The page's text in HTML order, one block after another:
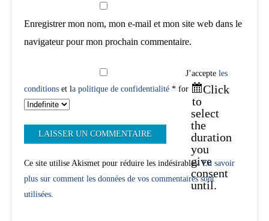
Enregistrer mon nom, mon e-mail et mon site web dans le
navigateur pour mon prochain commentaire.
J’accepte les
conditions et la politique de confidentialité * for
Click
to
select
the
duration
you
give
consent
until.
Ce site utilise Akismet pour réduire les indésirables.En savoir
plus sur comment les données de vos commentaires sont
utilisées